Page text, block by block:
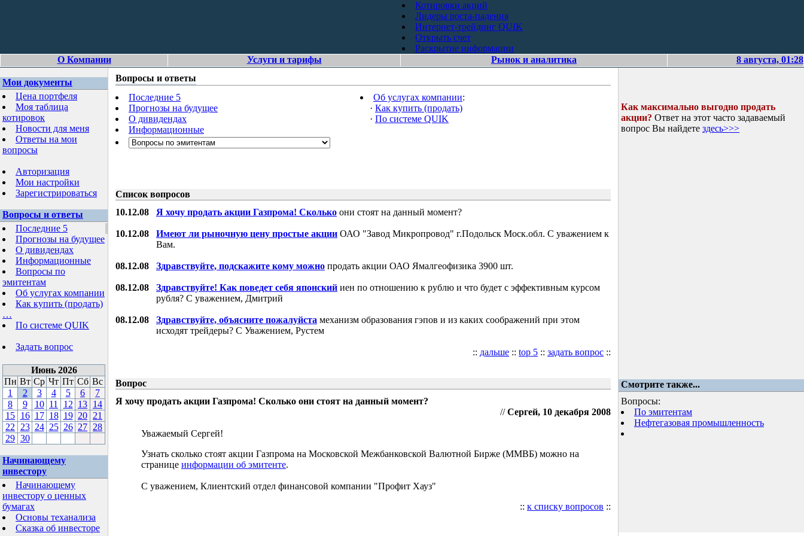
Котировки акций
Лидеры роста-падения
Интернет-трейдинг QUIK
Открыть счет
Раскрытие информации
О Компании
Услуги и тарифы Рынок и аналитика 8 августа, 01:28
Мои документы
Цена портфеля
Моя таблица
котировок
Новости для меня
Ответы на мои
вопросы
Авторизация
Мои настройки
Зарегистрироваться
Вопросы и ответы
Последние 5
Прогнозы на будущее
О дивидендах
Информационные
Вопросы по
эмитентам
Об услугах компании
Как купить (продать)
…
По системе QUIK
Задать вопрос
Июнь 2026
Пн Вт Ср Чт Пт Сб Вс
1
2 3 4 5 6
7
8
9 10 11 12 13 14
15 16 17 18 19 20 21
22
23 24 25 26 27 28
29 30
Начинающему
инвестору
Начинающему
инвестору о ценных
бумагах
Основы теханализа
Сказка об инвесторе
Вопросы и ответы
Последние 5
Прогнозы на будущее
О дивидендах
Информационные
Об услугах компании:
· Как купить (продать)
· По системе QUIK
Список вопросов
10.12.08 Я хочу продать акции Газпрома! Сколько они стоят на данный момент?
10.12.08 Имеют ли рыночную цену простые акции ОАО "Завод Микропровод" г.Подольск Моск.обл. С уважением к
Вам.
08.12.08 Здравствуйте, подскажите кому можно продать акции ОАО Ямалгеофизика 3900 шт.
08.12.08 Здравствуйте! Как поведет себя японский иен по отношению к рублю и что будет с эффективным курсом
рубля? С уважением, Дмитрий
08.12.08 Здравствуйте, объясните пожалуйста механизм образования гэпов и из каких соображений при этом
исходят трейдеры? С Уважением, Рустем
:: дальше :: top 5 :: задать вопрос ::
Как максимально выгодно продать
акции? Ответ на этот часто задаваемый
вопрос Вы найдете здесь>>>
Вопрос
Смотрите также...
Я хочу продать акции Газпрома! Сколько они стоят на данный момент?
//Сергей, 10 декабря 2008
Уважаемый Сергей!
Узнать сколько стоят акции Газпрома на Московской Межбанковской Валютной Бирже (ММВБ) можно на
странице информации об эмитенте.
С уважением, Клиентский отдел финансовой компании "Профит Хауз"
:: к списку вопросов ::
Вопросы:
По эмитентам
Нефтегазовая промышленность